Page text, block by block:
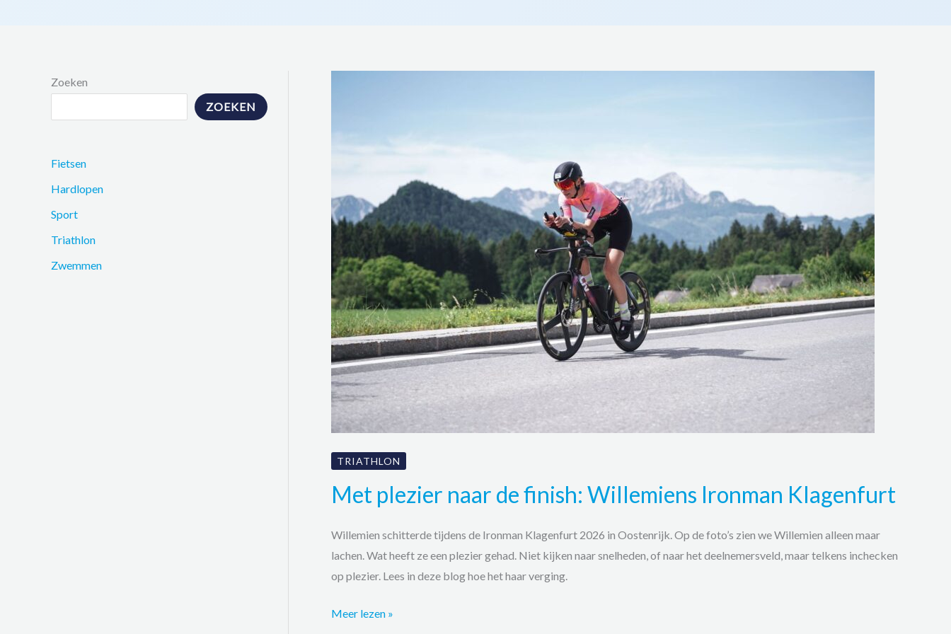
Zoeken
ZOEKEN
Fietsen
Hardlopen
Sport
Triathlon
Zwemmen
TRIATHLON
Met plezier naar de finish: Willemiens Ironman Klagenfurt
Willemien schitterde tijdens de Ironman Klagenfurt 2026 in Oostenrijk. Op de foto’s zien we Willemien alleen maar
lachen. Wat heeft ze een plezier gehad. Niet kijken naar snelheden, of naar het deelnemersveld, maar telkens inchecken
op plezier. Lees in deze blog hoe het haar verging.
Met
Meer lezen »